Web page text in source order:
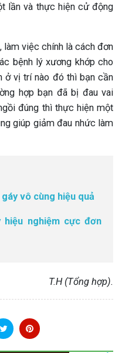
lần và thực hiện cử động
việc chính là cách đơn
bệnh lý xương khớp cho
ở vị trí nào đó thì bạn cần
hợp bạn đã bị đau vai
đúng thì thực hiện một
giúp giảm đau nhức làm
vô cùng hiệu quả
hiệu nghiệm cực đơn
T.H (Tổng hợp).